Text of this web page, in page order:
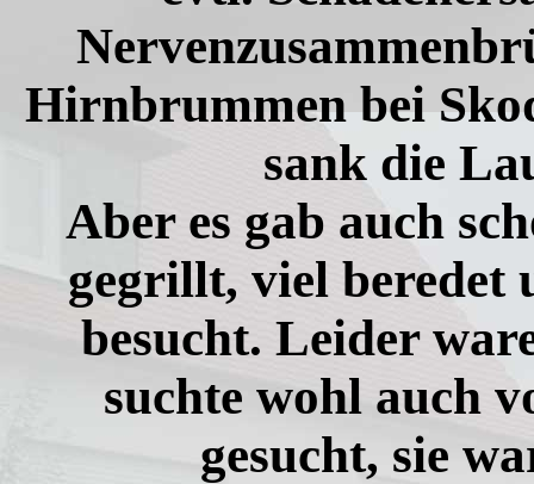
Hirnbrummen bei
sank die
Aber es gab auch
gegrillt, viel beredet
besucht. Leider
suchte wohl auch
gesucht, sie